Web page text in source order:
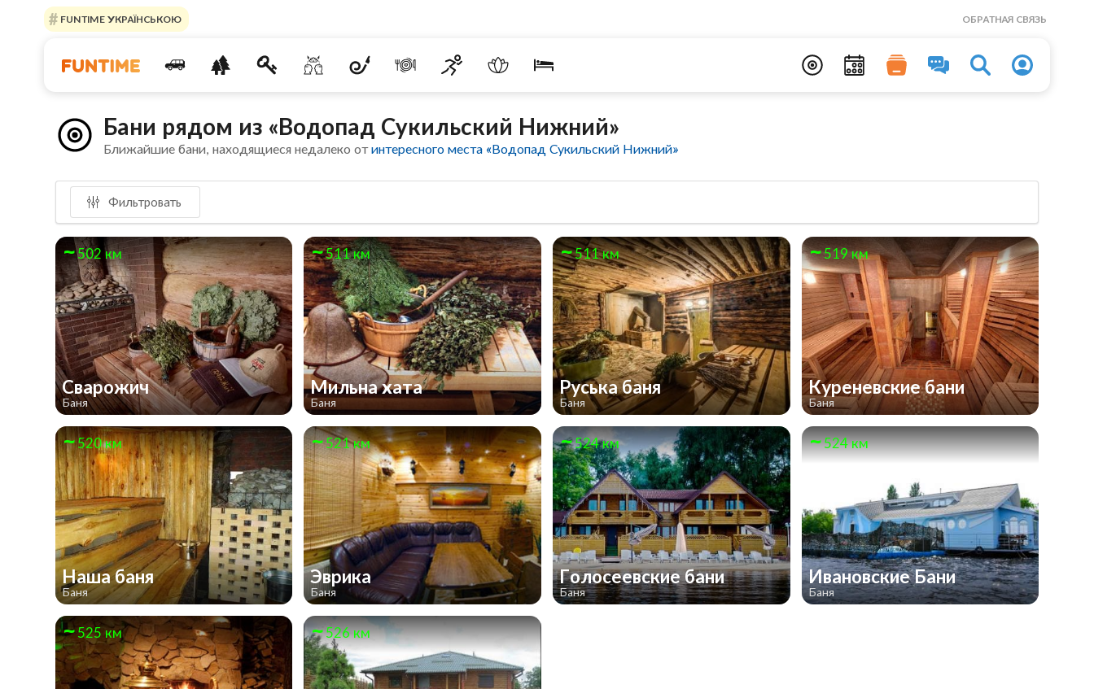
FUNTIME УКРАЇНСЬКОЮ ОБРАТНАЯ СВЯЗЬ
Бани рядом из «Водопад Сукильский Нижний»
Ближайшие бани, находящиеся недалеко отинтересного места «Водопад Сукильский Нижний»
Фильтровать
502 км
Сварожич
Баня
511 км
Мильна хата
Баня
511 км
Руська баня
Баня
519 км
Куреневские бани
Баня
520 км
Наша баня
Баня
521 км
Эврика
Баня
524 км
Голосеевские бани
Баня
524 км
Ивановские Бани
Баня
525 км 526 км